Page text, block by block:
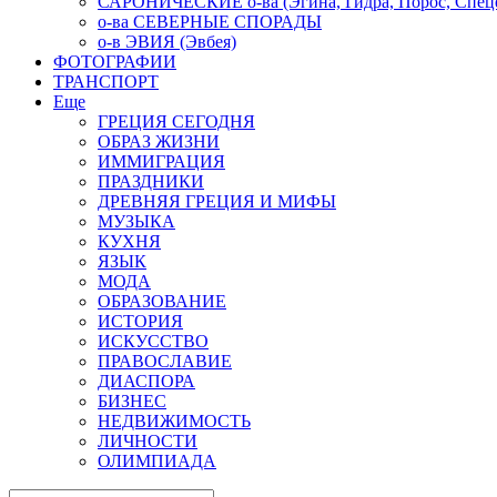
о-ва СЕВЕРНЫЕ СПОРАДЫ
о-в ЭВИЯ (Эвбея)
ФОТОГРАФИИ
ТРАНСПОРТ
Еще
ГРЕЦИЯ СЕГОДНЯ
ОБРАЗ ЖИЗНИ
ИММИГРАЦИЯ
ПРАЗДНИКИ
ДРЕВНЯЯ ГРЕЦИЯ И МИФЫ
МУЗЫКА
КУХНЯ
ЯЗЫК
МОДА
ОБРАЗОВАНИЕ
ИСТОРИЯ
ИСКУССТВО
ПРАВОСЛАВИЕ
ДИАСПОРА
БИЗНЕС
НЕДВИЖИМОСТЬ
ЛИЧНОСТИ
ОЛИМПИАДА